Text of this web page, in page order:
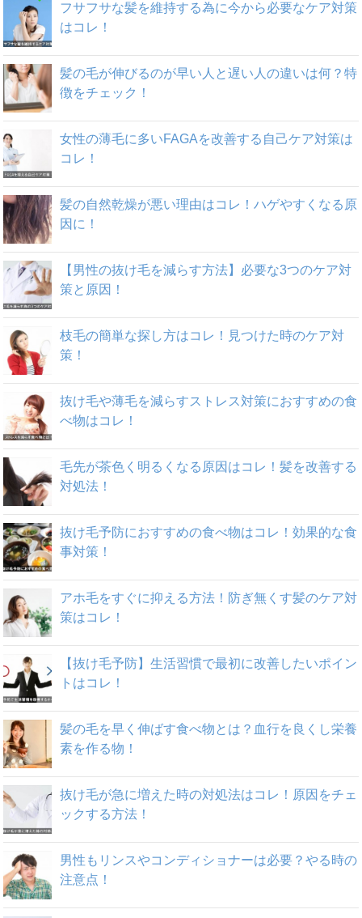
フサフサな髪を維持する為に今から必要なケア対策
はコレ！
髪の毛が伸びるのが早い人と遅い人の違いは何？特
徴をチェック！
女性の薄毛に多いFAGAを改善する自己ケア対策は
コレ！
髪の自然乾燥が悪い理由はコレ！ハゲやすくなる原
因に！
【男性の抜け毛を減らす方法】必要な3つのケア対
策と原因！
枝毛の簡単な探し方はコレ！見つけた時のケア対
策！
抜け毛や薄毛を減らすストレス対策におすすめの食
べ物はコレ！
毛先が茶色く明るくなる原因はコレ！髪を改善する
対処法！
抜け毛予防におすすめの食べ物はコレ！効果的な食
事対策！
アホ毛をすぐに抑える方法！防ぎ無くす髪のケア対
策はコレ！
【抜け毛予防】生活習慣で最初に改善したいポイン
トはコレ！
髪の毛を早く伸ばす食べ物とは？血行を良くし栄養
素を作る物！
抜け毛が急に増えた時の対処法はコレ！原因をチェ
ックする方法！
男性もリンスやコンディショナーは必要？やる時の
注意点！